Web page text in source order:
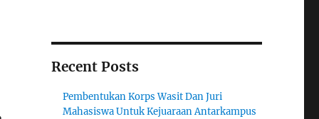
Recent Posts
Pembentukan Korps Wasit Dan Juri
Mahasiswa Untuk Kejuaraan Antarkampus